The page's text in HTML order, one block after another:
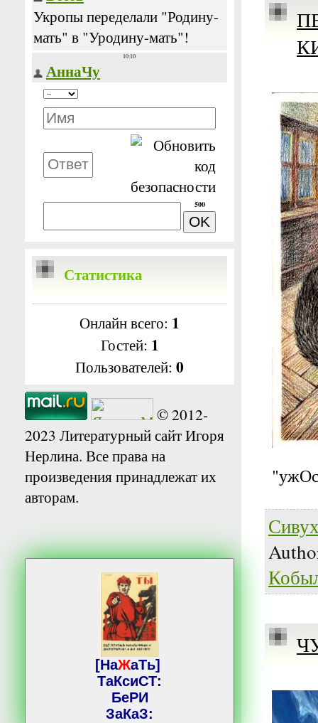
500
Статистика
Онлайн всего: 1
Гостей: 1
Пользователей: 0
© 2012-
2023 Литературный сайт Игоря
Нерлина. Все права на
произведения принадлежат их
авторам.
[НаЖаТь]
ТаКсиСТ:
БеРИ
ЗаКаЗ: